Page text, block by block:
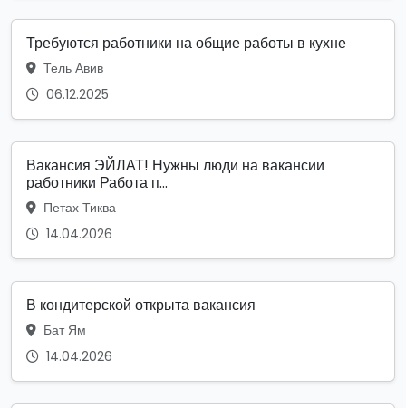
Требуются работники на общие работы в кухне
Тель Авив
06.12.2025
Вакансия ЭЙЛАТ! Нужны люди на вакансии
работники Работа п...
Петах Тиква
14.04.2026
В кондитерской открыта вакансия
Бат Ям
14.04.2026